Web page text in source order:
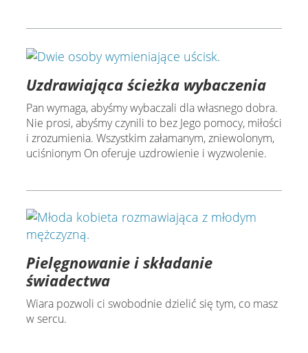
Uzdrawiająca ścieżka wybaczenia
Pan wymaga, abyśmy wybaczali dla własnego dobra.
Nie prosi, abyśmy czynili to bez Jego pomocy, miłości
i zrozumienia. Wszystkim załamanym, zniewolonym,
uciśnionym On oferuje uzdrowienie i wyzwolenie.
Pielęgnowanie i składanie
świadectwa
Wiara pozwoli ci swobodnie dzielić się tym, co masz
w sercu.